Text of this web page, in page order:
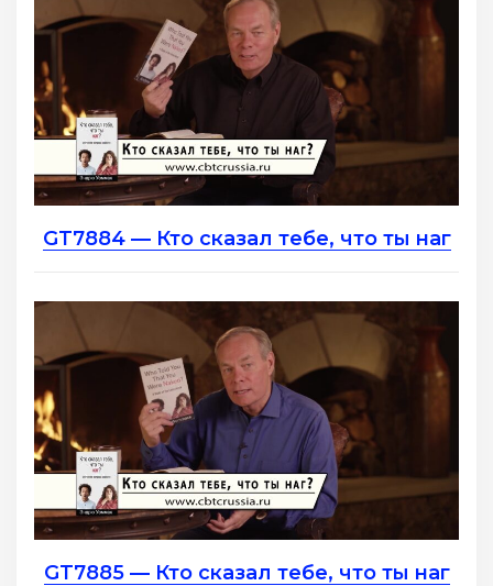
GT7884 — Кто сказал тебе, что ты наг
GT7885 — Кто сказал тебе, что ты наг